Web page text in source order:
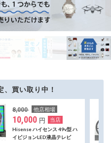
、買い取り中！
店
49v型 ハ
テレビ
エス